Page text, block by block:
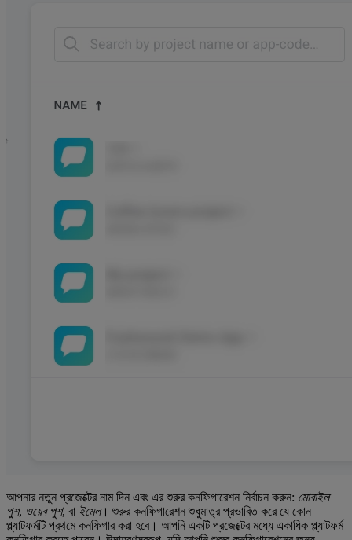
আপনার নতুন প্রজেক্টের নাম দিন এবং এর শুরুর কনফিগারেশন নির্বাচন করুন: মোবাইল
পুশ, ওয়েব পুশ, বা ইমেল। শুরুর কনফিগারেশন শুধুমাত্র প্রভাবিত করে যে কোন
প্ল্যাটফর্মটি প্রথমে কনফিগার করা হবে। আপনি একটি প্রজেক্টের মধ্যে একাধিক প্ল্যাটফর্ম